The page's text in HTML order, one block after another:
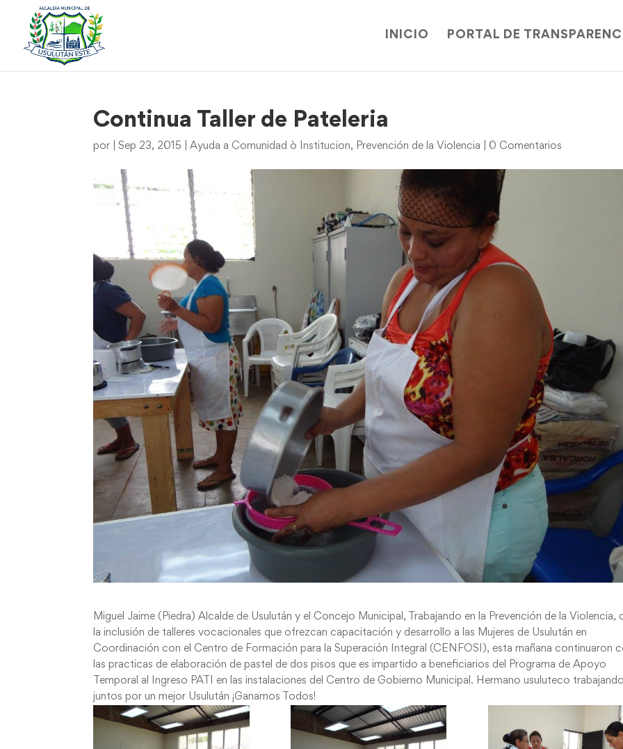
INICIO PORTAL DE
Continua Taller de Pateleria
por |Sep 23, 2015 |Ayuda a Comunidad ò Institucion, Prevención de la Violencia 0 Comentarios
Miguel Jaime (Piedra) Alcalde de Usulután y el Concejo Municipal, Trabajando en la Prevención de la Violencia,
la inclusión de talleres vocacionales que ofrezcan capacitación y desarrollo a las Mujeres de Usulután en
Coordinación con el Centro de Formación para la Superación Integral (CENFOSI), esta mañana continuaron
las practicas de elaboración de pastel de dos pisos que es impartido a beneficiarios del Programa de Apoyo
Temporal al Ingreso PATI en las instalaciones del Centro de Gobierno Municipal. Hermano usuluteco
juntos por un mejor Usulután ¡Ganamos Todos!